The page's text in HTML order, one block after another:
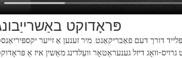
פּראָדוקט
דורך דעם פאַבריקאַנט. מיר זענען אַ זייער
וואָג דיזל גענעראַטאָר וועַלדינג מאַשין איז אַ